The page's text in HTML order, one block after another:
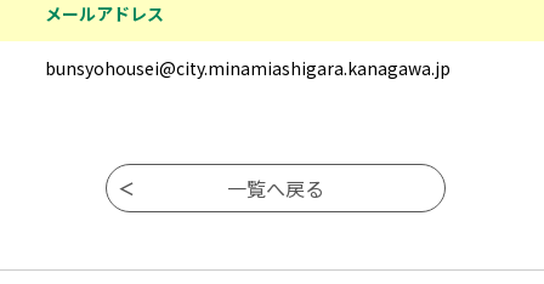
メールアドレス
bunsyohousei@city.minamiashigara.kanagawa.jp